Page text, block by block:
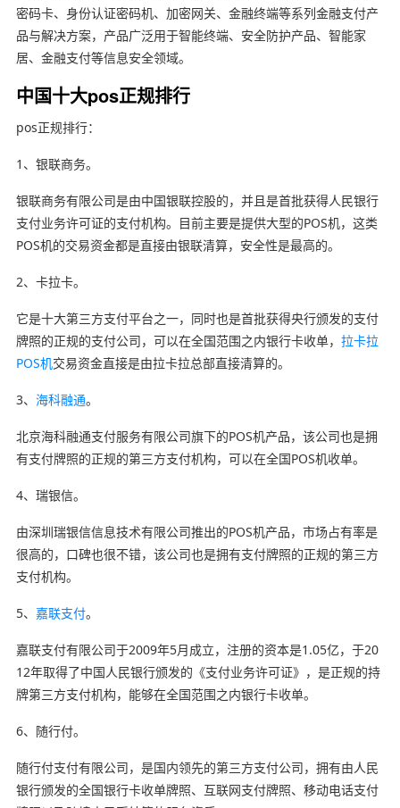
密码卡、身份认证密码机、加密网关、金融终端等系列金融支付产
品与解决方案，产品广泛用于智能终端、安全防护产品、智能家
居、金融支付等信息安全领域。
中国十大pos正规排行
pos正规排行：
1、银联商务。
银联商务有限公司是由中国银联控股的，并且是首批获得人民银行
支付业务许可证的支付机构。目前主要是提供大型的POS机，这类
POS机的交易资金都是直接由银联清算，安全性是最高的。
2、卡拉卡。
它是十大第三方支付平台之一，同时也是首批获得央行颁发的支付
牌照的正规的支付公司，可以在全国范围之内银行卡收单， 拉卡拉
POS机交易资金直接是由拉卡拉总部直接清算的。
3、 海科融通。
北京海科融通支付服务有限公司旗下的POS机产品，该公司也是拥
有支付牌照的正规的第三方支付机构，可以在全国POS机收单。
4、瑞银信。
由深圳瑞银信信息技术有限公司推出的POS机产品，市场占有率是
很高的，口碑也很不错，该公司也是拥有支付牌照的正规的第三方
支付机构。
5、 嘉联支付。
嘉联支付有限公司于2009年5月成立，注册的资本是1.05亿，于20
12年取得了中国人民银行颁发的《支付业务许可证》，是正规的持
牌第三方支付机构，能够在全国范围之内银行卡收单。
6、随行付。
随行付支付有限公司，是国内领先的第三方支付公司，拥有由人民
银行颁发的全国银行卡收单牌照、互联网支付牌照、移动电话支付